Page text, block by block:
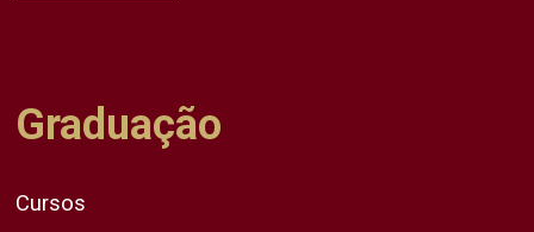
Graduação
Cursos